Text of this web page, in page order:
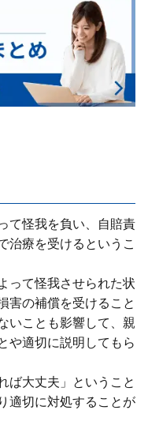
て怪我を負い、⾃賠責
治療を受けるというこ
って怪我させられた状
害の補償を受けること
いことも影響して、親
や適切に説明してもら
ば⼤丈夫」ということ
適切に対処することが